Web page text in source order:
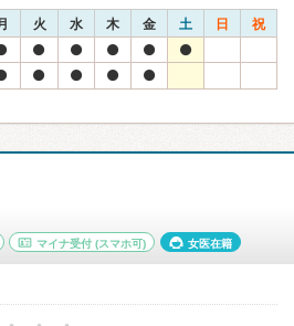
火 水 木 金 土 日 祝
マイナ受付 (スマホ可) 女医在籍